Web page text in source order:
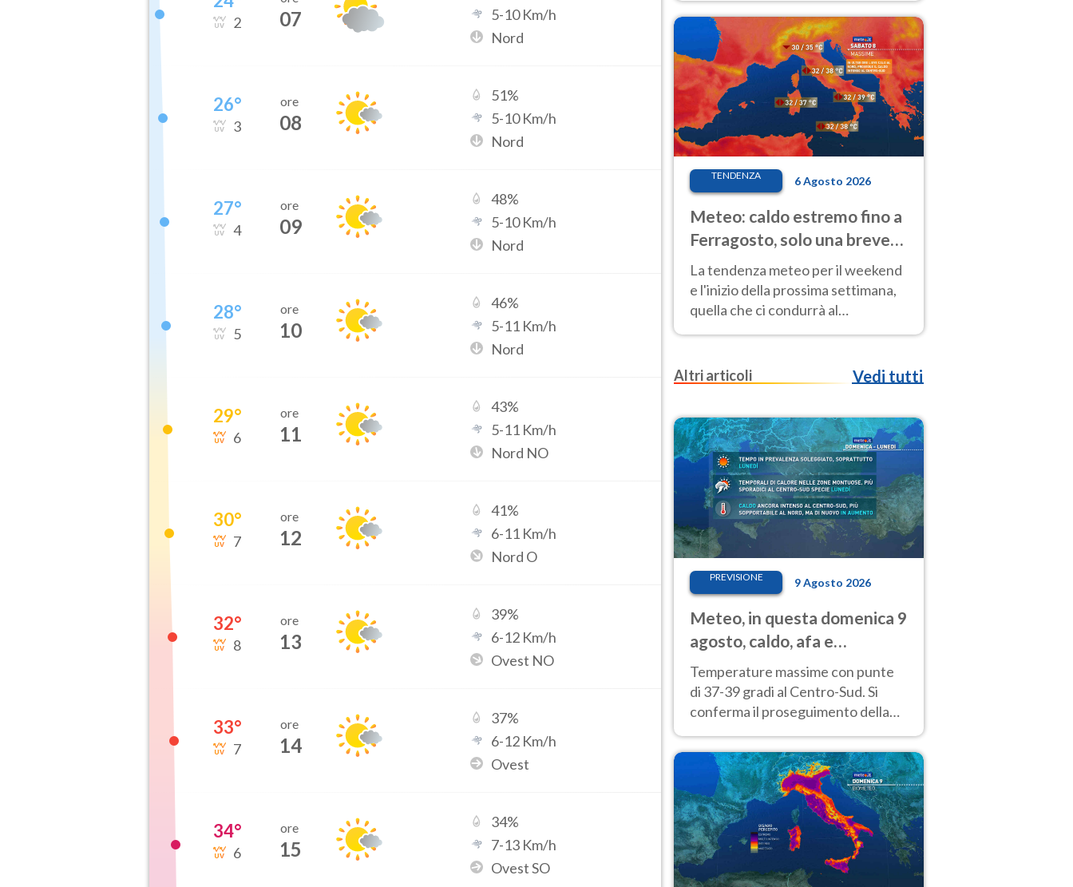
2 07
5-10Km/h
Nord
26°
3
ore
08
51%
5-10Km/h
Nord
27°
4
ore
09
48%
5-10Km/h
Nord
28°
5
ore
10
46%
5-11 Km/h
Nord
29°
6
ore
11
43%
5-11 Km/h
Nord NO
30°
7
ore
12
41%
6-11 Km/h
Nord O
32°
8
ore
13
39%
6-12 Km/h
Ovest NO
33°
7
ore
14
37%
6-12 Km/h
Ovest
34°
6
ore
15
34%
7-13 Km/h
Ovest SO
anche al Nord.
TENDENZA 6 Agosto 2026
Meteo: caldo estremo fino a
Ferragosto, solo una breve
pausa. Ecco dove
La tendenza meteo per il weekend
e l'inizio della prossima settimana,
quella che ci condurrà al
Ferragosto, vede ancora
Altri articoli
Vedi tutti
PREVISIONE 9 Agosto 2026
Meteo, in questa domenica 9
agosto, caldo, afa e
temporali di calore
Temperature massime con punte
di 37-39 gradi al Centro-Sud. Si
conferma il proseguimento della
weekend di Ferragosto